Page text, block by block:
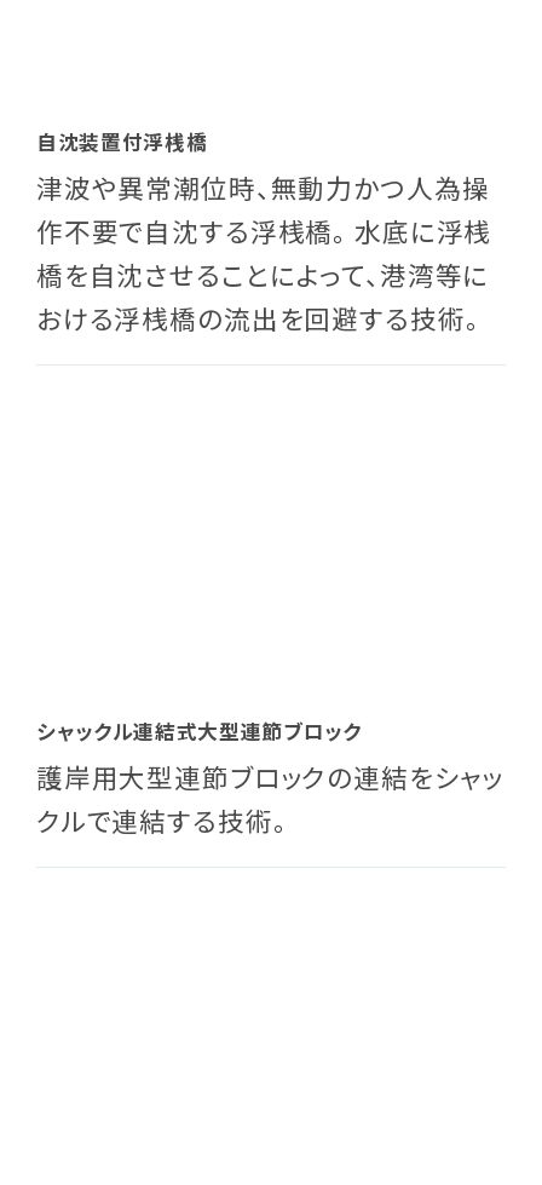
自沈装置付浮桟橋
津波や異常潮位時、無動力かつ人為操
作不要で自沈する浮桟橋。 水底に浮桟
橋を自沈させることによって、港湾等に
おける浮桟橋の流出を回避する技術。
シャックル連結式大型連節ブロック
護岸用大型連節ブロックの連結をシャッ
クルで連結する技術。